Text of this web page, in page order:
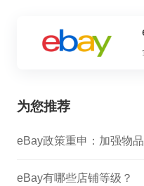
为您推荐
eBay政策重申：加强物
eBay有哪些店铺等级？